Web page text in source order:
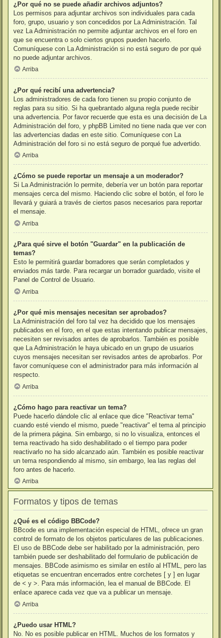
¿Por qué no se puede añadir archivos adjuntos?
Los permisos para adjuntar archivos son individuales para cada
foro, grupo, usuario y son concedidos por La Administración. Tal
vez La Administración no permite adjuntar archivos en el foro en
que se encuentra o solo ciertos grupos pueden hacerlo.
Comuníquese con La Administración si no está seguro de por qué
no puede adjuntar archivos.
Arriba
¿Por qué recibí una advertencia?
Los administradores de cada foro tienen su propio conjunto de
reglas para su sitio. Si ha quebrantado alguna regla puede recibir
una advertencia. Por favor recuerde que esta es una decisión de La
Administración del foro, y phpBB Limited no tiene nada que ver con
las advertencias dadas en este sitio. Comuníquese con La
Administración del foro si no está seguro de porqué fue advertido.
Arriba
¿Cómo se puede reportar un mensaje a un moderador?
Si La Administración lo permite, debería ver un botón para reportar
mensajes cerca del mismo. Haciendo clic sobre el botón, el foro le
llevará y guiará a través de ciertos pasos necesarios para reportar
el mensaje.
Arriba
¿Para qué sirve el botón "Guardar" en la publicación de
temas?
Esto le permitirá guardar borradores que serán completados y
enviados más tarde. Para recargar un borrador guardado, visite el
Panel de Control de Usuario.
Arriba
¿Por qué mis mensajes necesitan ser aprobados?
La Administración del foro tal vez ha decidido que los mensajes
publicados en el foro, en el que estas intentando publicar mensajes,
necesiten ser revisados antes de aprobarlos. También es posible
que La Administración le haya ubicado en un grupo de usuarios
cuyos mensajes necesitan ser revisados antes de aprobarlos. Por
favor comuníquese con el administrador para más información al
respecto.
Arriba
¿Cómo hago para reactivar un tema?
Puede hacerlo dándole clic al enlace que dice "Reactivar tema"
cuando esté viendo el mismo, puede "reactivar" el tema al principio
de la primera página. Sin embargo, si no lo visualiza, entonces el
tema reactivado ha sido deshabilitado o el tiempo para poder
reactivarlo no ha sido alcanzado aún. También es posible reactivar
un tema respondiendo al mismo, sin embargo, lea las reglas del
foro antes de hacerlo.
Arriba
Formatos y tipos de temas
¿Qué es el código BBCode?
BBcode es una implementación especial de HTML, ofrece un gran
control de formato de los objetos particulares de las publicaciones.
El uso de BBCode debe ser habilitado por la administración, pero
también puede ser deshabilitado del formulario de publicación de
mensajes. BBCode asimismo es similar en estilo al HTML, pero las
etiquetas se encuentran encerrados entre corchetes [ y ] en lugar
de < y >. Para más información, lea el manual de BBCode. El
enlace aparece cada vez que va a publicar un mensaje.
Arriba
¿Puedo usar HTML?
No. No es posible publicar en HTML. Muchos de los formatos y